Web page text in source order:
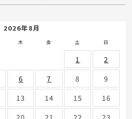
2026年8月
木 金 土 日
1
2
6 7 8
9
13 14 15
16